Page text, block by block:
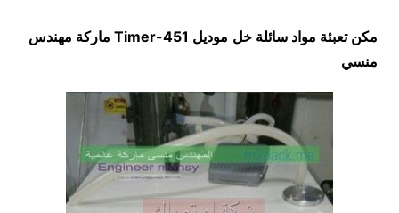
مكن تعبئة مواد سائلة خل موديل 451-Timer
ماركة مهندس
منسي